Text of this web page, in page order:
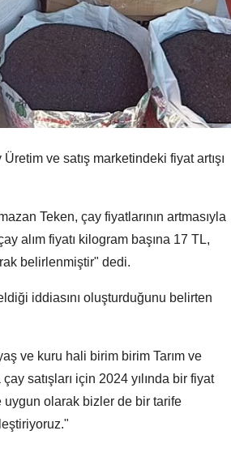
ve satış marketindeki fiyat artışı
Teken, çay fiyatlarının artmasıyla
alım fiyatı kilogram başına 17 TL,
belirlenmiştir" dedi.
iddiasını oluşturduğunu belirten
ve kuru hali birim birim Tarım ve
satışları için 2024 yılında bir fiyat
uygun olarak bizler de bir tarife